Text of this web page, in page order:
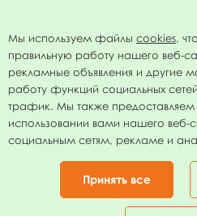
Воздушный шар 12"/30см
Хром ROSE RED 50шт
318.00руб.
Мы используем файлы cookies,
правильную работу нашего веб-
рекламные объявления и другие
работу функций социальных
трафик. Мы также
использовании вами нашего
социальным сетям, рекламе и
Принять все